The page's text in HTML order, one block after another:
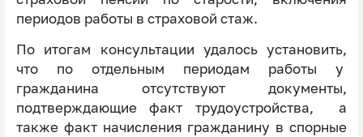
периодов работы в страховой стаж.
По итогам консультации удалось установить,
что по отдельным периодам работы у
гражданина отсутствуют документы,
подтверждающие факт трудоустройства, а
также факт начисления гражданину в спорные